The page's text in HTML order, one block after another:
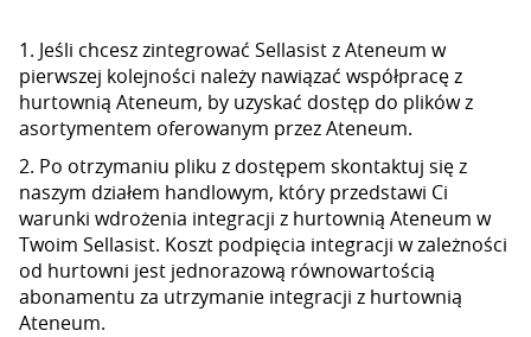
1. Jeśli chcesz zintegrować Sellasist z Ateneum w
pierwszej kolejności należy nawiązać współpracę z
hurtownią Ateneum, by uzyskać dostęp do plików z
asortymentem oferowanym przez Ateneum.
2. Po otrzymaniu pliku z dostępem skontaktuj się z
naszym działem handlowym, który przedstawi Ci
warunki wdrożenia integracji z hurtownią Ateneum w
Twoim Sellasist. Koszt podpięcia integracji w zależności
od hurtowni jest jednorazową równowartością
abonamentu za utrzymanie integracji z hurtownią
Ateneum.